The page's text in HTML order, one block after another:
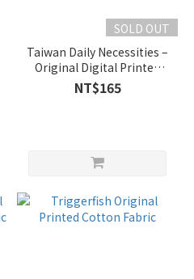
SOLD OUT
Taiwan Daily Necessities –
Original Digital Printed
Cotton Fabric
NT$165